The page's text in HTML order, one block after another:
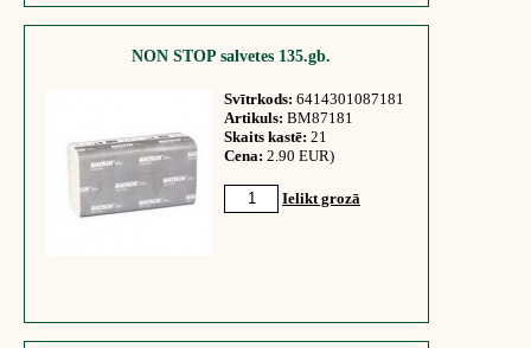
NON STOP salvetes 135.gb.
Svītrkods: 6414301087181
Artikuls: BM87181
Skaits kastē: 21
Cena: 2.90 EUR)
Ielikt grozā